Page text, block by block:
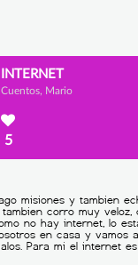
INTERNET
Cuentos, Mario
5